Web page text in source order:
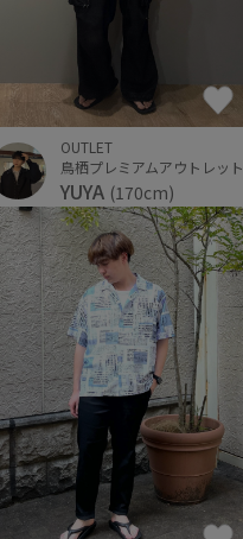
OUTLET
鳥栖プレミアムアウトレット
YUYA (170cm)